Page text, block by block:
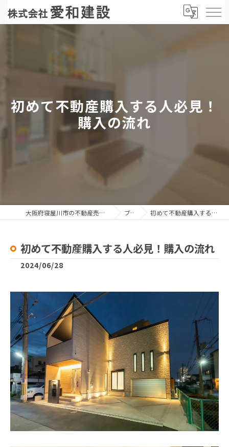
初めて不動産購入する人必見！
購入の流れ
大阪府寝屋川市の不動産売却なら株式会社愛和建設 ブログ 初めて不動産購入する人必見！購入の流れ
初めて不動産購入する人必見！購入の流れ
2024/06/28